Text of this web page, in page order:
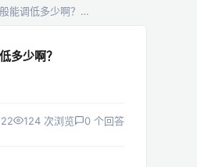
能调低多少啊？…
多少啊？
124 次浏览 0 个回答